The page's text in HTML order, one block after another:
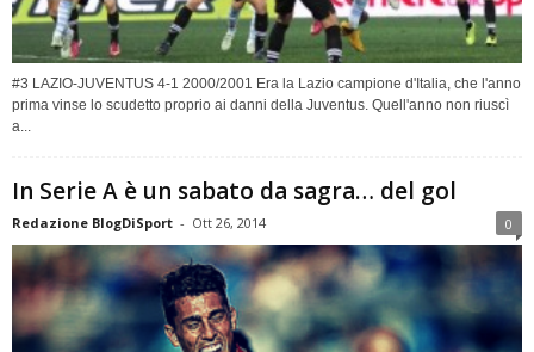
#3 LAZIO-JUVENTUS 4-1 2000/2001 Era la Lazio campione d'Italia, che l'anno
prima vinse lo scudetto proprio ai danni della Juventus. Quell'anno non riuscì
a...
In Serie A è un sabato da sagra… del gol
Redazione BlogDiSport - Ott 26, 2014 0